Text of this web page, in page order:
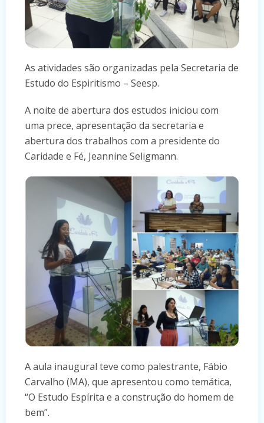
As atividades são organizadas pela Secretaria de
Estudo do Espiritismo – Seesp.
A noite de abertura dos estudos iniciou com
uma prece, apresentação da secretaria e
abertura dos trabalhos com a presidente do
Caridade e Fé, Jeannine Seligmann.
A aula inaugural teve como palestrante, Fábio
Carvalho (MA), que apresentou como temática,
“O Estudo Espírita e a construção do homem de
bem”.